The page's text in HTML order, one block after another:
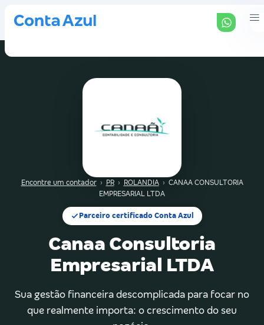
Encontre um contador › PR › ROLANDIA › CANAA CONSULTORIA
EMPRESARIAL LTDA
Parceiro certificado Conta Azul
Canaa Consultoria
Empresarial LTDA
Sua gestão financeira descomplicada para focar no
que realmente importa: o crescimento do seu